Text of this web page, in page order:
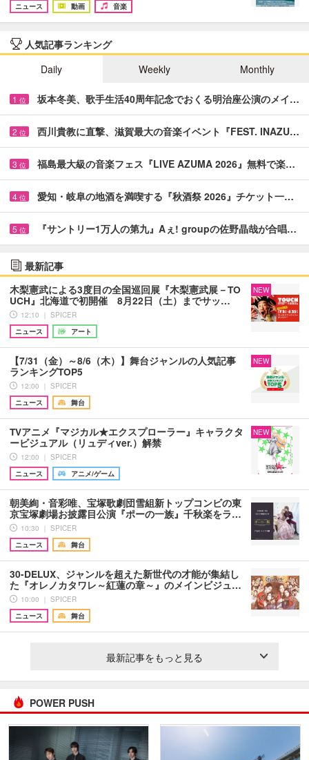
ニュース
動画 音楽
人気記事ランキング
Daily
Weekly Monthly
1 位 坂本冬美、歌手生活40周年記念でおくる明治座公演のメイ…
2 位 西川貴教に直撃、滋賀最大の音楽イベント『FEST. INAZU…
3 位 福島最大級の音楽フェス『LIVE AZUMA 2026』無料で楽…
4 位 愛知・岐阜の地酒を満喫する『秋酒祭 2026』チケット一…
5 位 『サントリー1万人の第九』Aぇ! groupの佐野晶哉が合唱…
最新記事
木梨憲武による3度目の全国巡回展『木梨憲武展－TO
UCH』北海道で初開催 8月22日（土）までサッ…
12:10 ｜ SPICER
ニュース
アート
NEW
【7/31（金）～8/6（木）】舞台ジャンルの人気記事
ランキングTOP5
12:00 ｜ SPICER
ニュース
舞台
NEW
TVアニメ『マジカル★エクスプローラー』キャラクタ
ービジュアル（リュディver.）解禁
12:00 ｜ SPICER
ニュース
アニメ/ゲーム
NEW
朝美絢・音彩唯、宝塚歌劇団雪組新トップコンビの東
京宝塚劇場お披露目公演『ポーの一族』千秋楽をラ…
10:30 ｜ SPICER
ニュース
舞台
30-DELUX、ジャンルを超えた新世代の才能が集結し
た『オレノカタワレ～紅蓮の章～』のメインビジュ…
10:00 ｜ SPICER
ニュース
舞台
最新記事をもっと見る
POWER PUSH